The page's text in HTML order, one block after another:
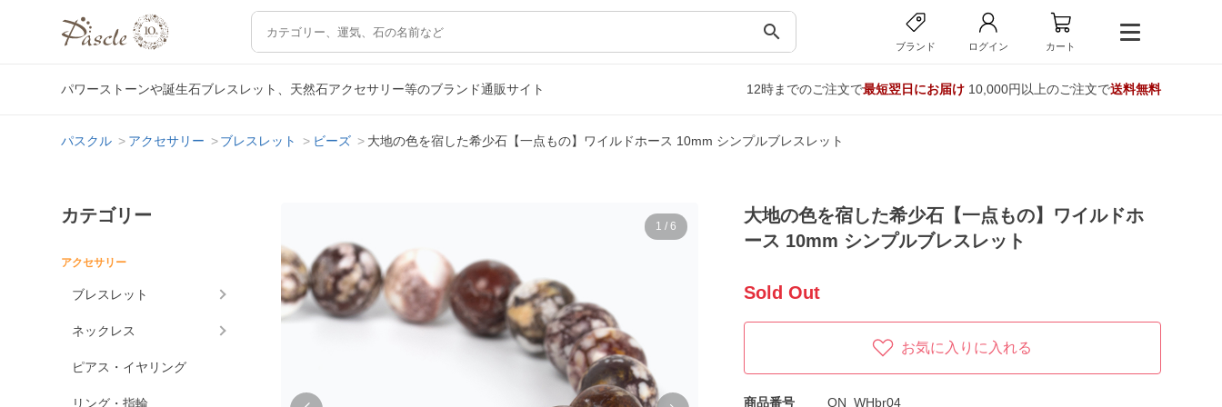
search
ブランド ログイン カート
パワーストーンや誕生石ブレスレット、天然石アクセサリー等のブランド通販サイト 12時までのご注文で最短翌日にお届け10,000円以上のご注文で送料無料
パスクル アクセサリー ブレスレット ビーズ 大地の色を宿した希少石【一点もの】ワイルドホース 10mm シンプルブレスレット
カテゴリー
アクセサリー
ブレスレット
ネックレス
ピアス・イヤリング
リング・指輪
1 / 6
大地の色を宿した希少石【一点もの】ワイルドホ
ース 10mm シンプルブレスレット
Sold Out
お気に入りに入れる
商品番号 ON_WHbr04